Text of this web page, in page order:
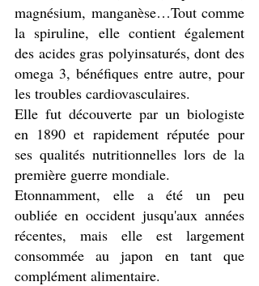
magnésium, manganèse…Tout comme
la spiruline, elle contient également
des acides gras polyinsaturés, dont des
omega 3, bénéfiques entre autre, pour
les troubles cardiovasculaires.
Elle fut découverte par un biologiste
en 1890 et rapidement réputée pour
ses qualités nutritionnelles lors de la
première guerre mondiale.
Etonnamment, elle a été un peu
oubliée en occident jusqu'aux années
récentes, mais elle est largement
consommée au japon en tant que
complément alimentaire.